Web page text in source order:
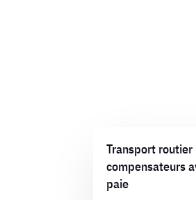
Transport
compensateurs
paie